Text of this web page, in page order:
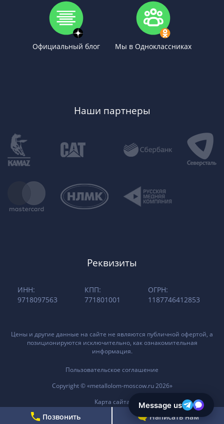
Позвонить Написать нам
Официальный блог Мы в Одноклассниках
Наши партнеры
Реквизиты
ИНН:
9718097563
КПП:
771801001
ОГРН:
1187746412853
Цены и другие данные на сайте не являются публичной офертой, а
позиционируются исключительно, как ознакомительная
информация.
Пользовательское соглашение
Copyright © «metallolom-moscow.ru 2026»
Карта сайта